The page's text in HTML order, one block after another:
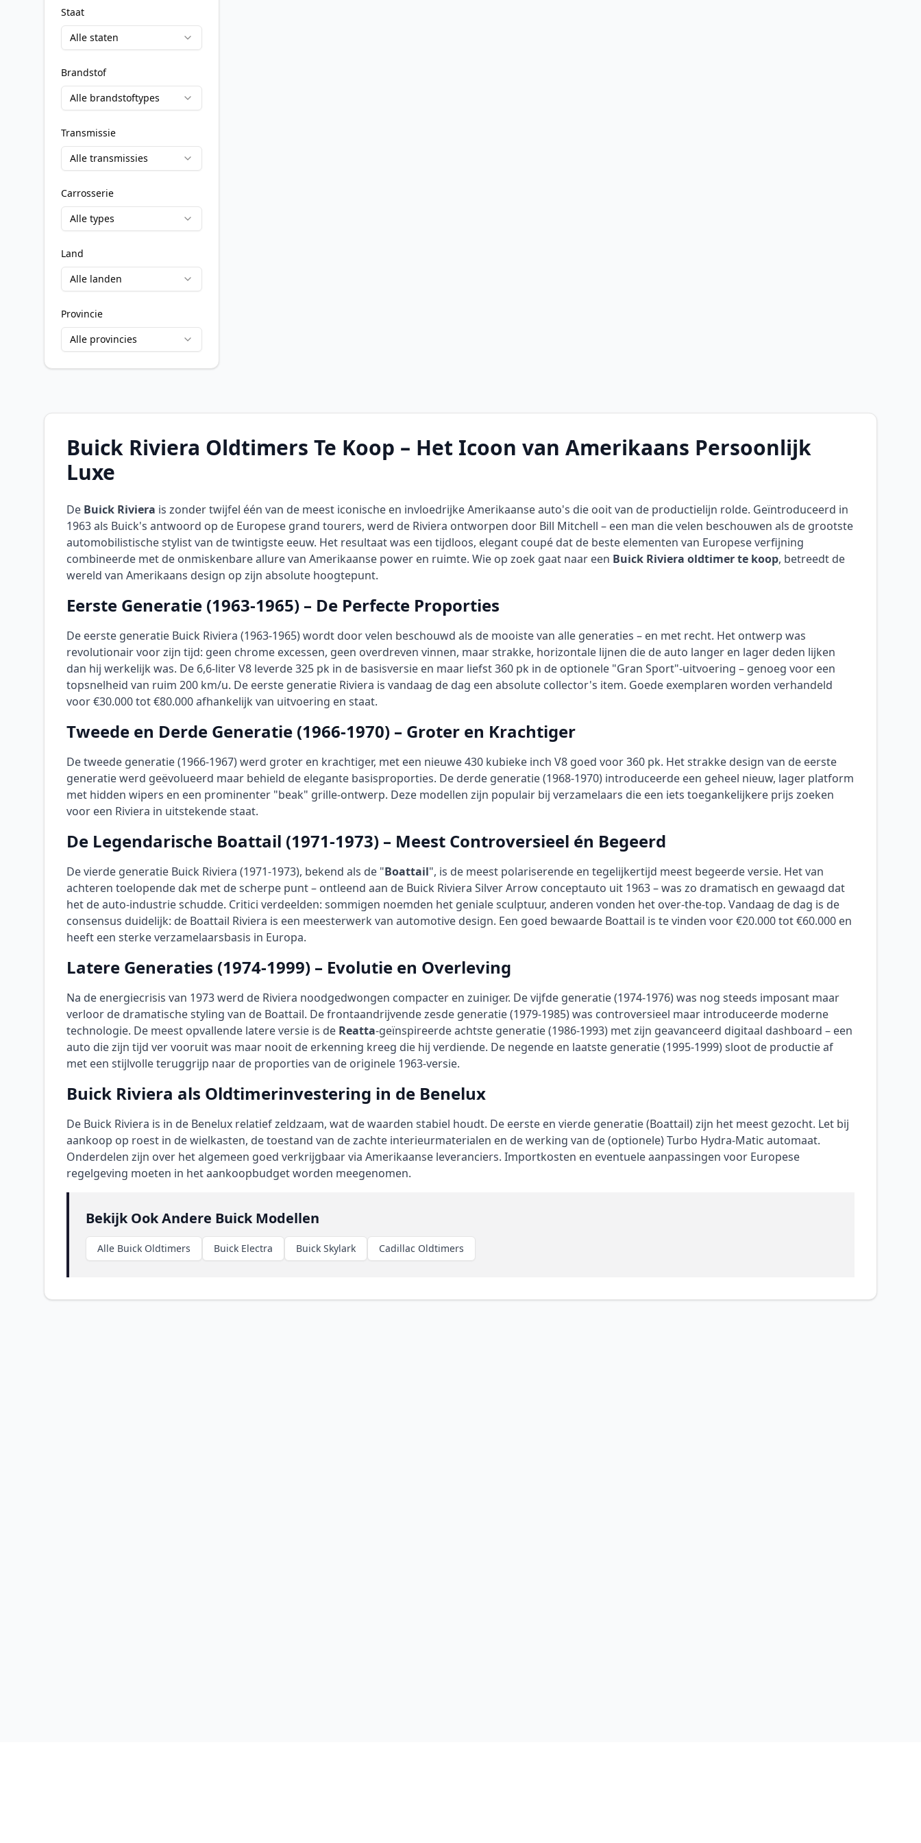
Staat
Alle staten
Brandstof
Alle brandstoftypes
Transmissie
Alle transmissies
Carrosserie
Alle types
Land
Alle landen
Provincie
Alle provincies
Buick Riviera Oldtimers Te Koop – Het Icoon van Amerikaans Persoonlijk
Luxe
De Buick Riviera is zonder twijfel één van de meest iconische en invloedrijke Amerikaanse auto's die ooit van de productielijn rolde. Geïntroduceerd in
1963 als Buick's antwoord op de Europese grand tourers, werd de Riviera ontworpen door Bill Mitchell – een man die velen beschouwen als de grootste
automobilistische stylist van de twintigste eeuw. Het resultaat was een tijdloos, elegant coupé dat de beste elementen van Europese verfijning
combineerde met de onmiskenbare allure van Amerikaanse power en ruimte. Wie op zoek gaat naar een Buick Riviera oldtimer te koop, betreedt de
wereld van Amerikaans design op zijn absolute hoogtepunt.
Eerste Generatie (1963-1965) – De Perfecte Proporties
De eerste generatie Buick Riviera (1963-1965) wordt door velen beschouwd als de mooiste van alle generaties – en met recht. Het ontwerp was
revolutionair voor zijn tijd: geen chrome excessen, geen overdreven vinnen, maar strakke, horizontale lijnen die de auto langer en lager deden lijken
dan hij werkelijk was. De 6,6-liter V8 leverde 325 pk in de basisversie en maar liefst 360 pk in de optionele "Gran Sport"-uitvoering – genoeg voor een
topsnelheid van ruim 200 km/u. De eerste generatie Riviera is vandaag de dag een absolute collector's item. Goede exemplaren worden verhandeld
voor €30.000 tot €80.000 afhankelijk van uitvoering en staat.
Tweede en Derde Generatie (1966-1970) – Groter en Krachtiger
De tweede generatie (1966-1967) werd groter en krachtiger, met een nieuwe 430 kubieke inch V8 goed voor 360 pk. Het strakke design van de eerste
generatie werd geëvolueerd maar behield de elegante basisproporties. De derde generatie (1968-1970) introduceerde een geheel nieuw, lager platform
met hidden wipers en een prominenter "beak" grille-ontwerp. Deze modellen zijn populair bij verzamelaars die een iets toegankelijkere prijs zoeken
voor een Riviera in uitstekende staat.
De Legendarische Boattail (1971-1973) – Meest Controversieel én Begeerd
De vierde generatie Buick Riviera (1971-1973), bekend als de "Boattail", is de meest polariserende en tegelijkertijd meest begeerde versie. Het van
achteren toelopende dak met de scherpe punt – ontleend aan de Buick Riviera Silver Arrow conceptauto uit 1963 – was zo dramatisch en gewaagd dat
het de auto-industrie schudde. Critici verdeelden: sommigen noemden het geniale sculptuur, anderen vonden het over-the-top. Vandaag de dag is de
consensus duidelijk: de Boattail Riviera is een meesterwerk van automotive design. Een goed bewaarde Boattail is te vinden voor €20.000 tot €60.000 en
heeft een sterke verzamelaarsbasis in Europa.
Latere Generaties (1974-1999) – Evolutie en Overleving
Na de energiecrisis van 1973 werd de Riviera noodgedwongen compacter en zuiniger. De vijfde generatie (1974-1976) was nog steeds imposant maar
verloor de dramatische styling van de Boattail. De frontaandrijvende zesde generatie (1979-1985) was controversieel maar introduceerde moderne
technologie. De meest opvallende latere versie is de Reatta-geïnspireerde achtste generatie (1986-1993) met zijn geavanceerd digitaal dashboard – een
auto die zijn tijd ver vooruit was maar nooit de erkenning kreeg die hij verdiende. De negende en laatste generatie (1995-1999) sloot de productie af
met een stijlvolle teruggrijp naar de proporties van de originele 1963-versie.
Buick Riviera als Oldtimerinvestering in de Benelux
De Buick Riviera is in de Benelux relatief zeldzaam, wat de waarden stabiel houdt. De eerste en vierde generatie (Boattail) zijn het meest gezocht. Let bij
aankoop op roest in de wielkasten, de toestand van de zachte interieurmaterialen en de werking van de (optionele) Turbo Hydra-Matic automaat.
Onderdelen zijn over het algemeen goed verkrijgbaar via Amerikaanse leveranciers. Importkosten en eventuele aanpassingen voor Europese
regelgeving moeten in het aankoopbudget worden meegenomen.
Bekijk Ook Andere Buick Modellen
Alle Buick Oldtimers Buick Electra Buick Skylark Cadillac Oldtimers